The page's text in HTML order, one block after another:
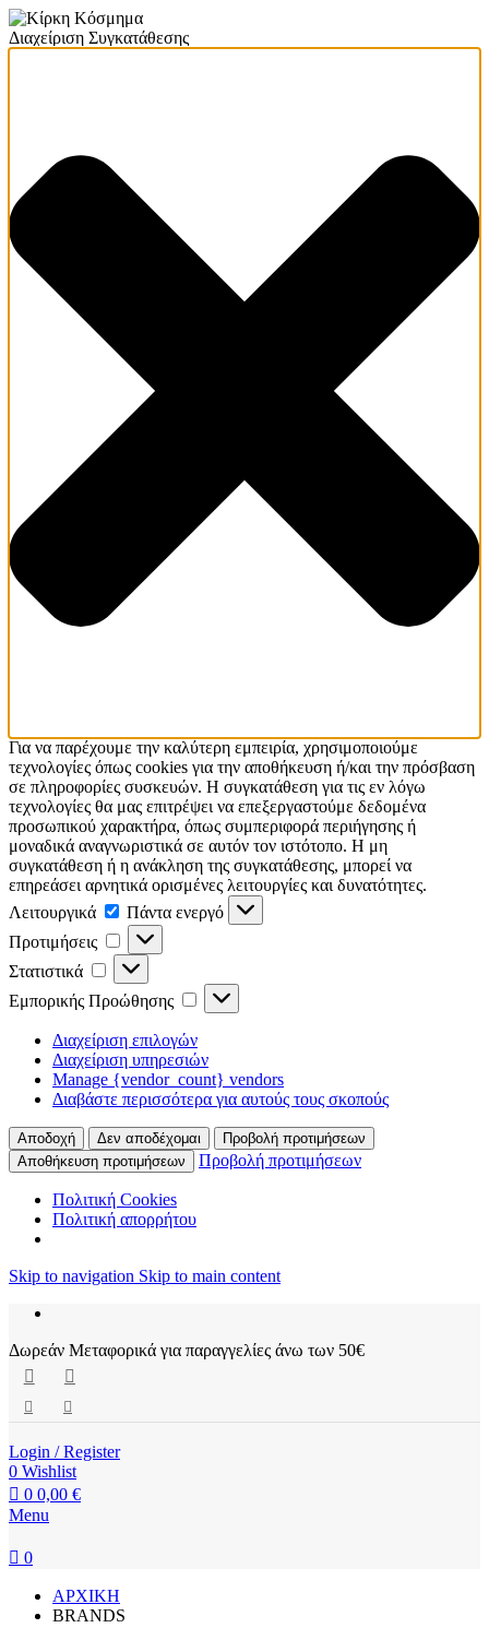
Διαχείριση Συγκατάθεσης
Για να παρέχουμε την καλύτερη εμπειρία, χρησιμοποιούμε
τεχνολογίες όπως cookies για την αποθήκευση ή/και την πρόσβαση
σε πληροφορίες συσκευών. Η συγκατάθεση για τις εν λόγω
τεχνολογίες θα μας επιτρέψει να επεξεργαστούμε δεδομένα
προσωπικού χαρακτήρα, όπως συμπεριφορά περιήγησης ή
μοναδικά αναγνωριστικά σε αυτόν τον ιστότοπο. Η μη
συγκατάθεση ή η ανάκληση της συγκατάθεσης, μπορεί να
επηρεάσει αρνητικά ορισμένες λειτουργίες και δυνατότητες.
Λειτουργικά
Λειτουργικά
Πάντα ενεργό
Προτιμήσεις
Προτιμήσεις
Στατιστικά Στατιστικά
Εμπορικής Προώθησης
Εμπορικής
Προώθησης
Διαχείριση επιλογών
Διαχείριση υπηρεσιών
Manage {vendor_count} vendors
Διαβάστε περισσότερα για αυτούς τους σκοπούς
Αποδοχή Δεν αποδέχομαι
Προβολή προτιμήσεων
Αποθήκευση προτιμήσεων
Προβολή προτιμήσεων
Πολιτική Cookies
Πολιτική απορρήτου
Skip to navigation Skip to main content
Δωρεάν Μεταφορικά για παραγγελίες άνω των 50€
Login / Register
0 Wishlist
0 0,00 €
Menu
0
ΑΡΧΙΚΗ
BRANDS